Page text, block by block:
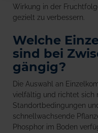
Wirkung in der
gezielt zu verbessern.
Welche
sind bei
gängig?
Die Auswahl an
vielfältig und richtet sich
Standortbedingungen
schnellwachsende
Phosphor im Boden